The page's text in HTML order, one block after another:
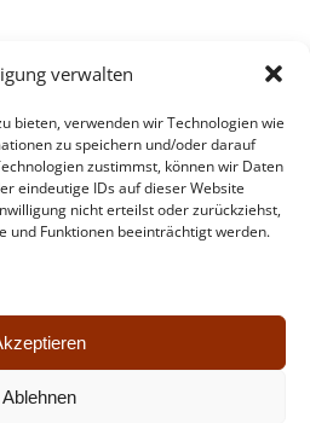
verwalten
bieten, verwenden wir Technologien wie
zu speichern und/oder darauf
zustimmst, können wir Daten
eindeutige IDs auf dieser Website
nicht erteilst oder zurückziehst,
und Funktionen beeinträchtigt werden.
Ablehnen
Intern